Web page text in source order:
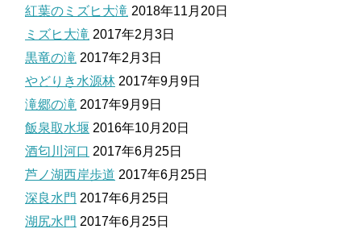
紅葉のミズヒ大滝 2018年11月20日
ミズヒ大滝 2017年2月3日
黒竜の滝 2017年2月3日
やどりき水源林 2017年9月9日
滝郷の滝 2017年9月9日
飯泉取水堰 2016年10月20日
酒匂川河口 2017年6月25日
芦ノ湖西岸歩道 2017年6月25日
深良水門 2017年6月25日
湖尻水門 2017年6月25日